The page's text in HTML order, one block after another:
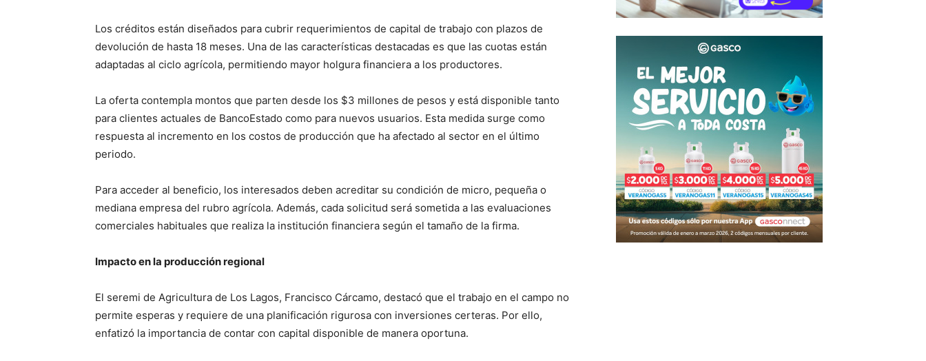
Los créditos están diseñados para cubrir requerimientos de capital de trabajo con plazos de
devolución de hasta 18 meses. Una de las características destacadas es que las cuotas están
adaptadas al ciclo agrícola, permitiendo mayor holgura financiera a los productores.
La oferta contempla montos que parten desde los $3 millones de pesos y está disponible tanto
para clientes actuales de BancoEstado como para nuevos usuarios. Esta medida surge como
respuesta al incremento en los costos de producción que ha afectado al sector en el último
periodo.
Para acceder al beneficio, los interesados deben acreditar su condición de micro, pequeña o
mediana empresa del rubro agrícola. Además, cada solicitud será sometida a las evaluaciones
comerciales habituales que realiza la institución financiera según el tamaño de la firma.
Impacto en la producción regional
El seremi de Agricultura de Los Lagos, Francisco Cárcamo, destacó que el trabajo en el campo no
permite esperas y requiere de una planificación rigurosa con inversiones certeras. Por ello,
enfatizó la importancia de contar con capital disponible de manera oportuna.